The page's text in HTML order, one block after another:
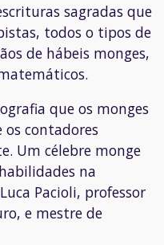
sagradas que
todos o tipos de
de hábeis monges,
que os monges
contadores
Um célebre monge
na
Pacioli, professor
e mestre de